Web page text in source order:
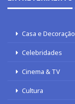
Casa e Decoração
Celebridades
Cinema & TV
Cultura